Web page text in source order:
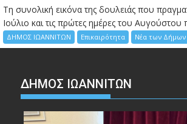
Τη συνολική εικόνα της δουλειάς που
Ιούλιο και τις πρώτες ημέρες του Αυγούστου
ΔΗΜΟΣ ΙΩΑΝΝΙΤΩΝ Επικαιρότητα Νέα των Δήμων
ΔΗΜΟΣ ΙΩΑΝΝΙΤΩΝ